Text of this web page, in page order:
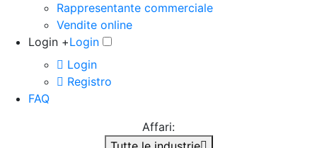
Rappresentante commerciale
Vendite online
Login +Login
Login
Registro
FAQ
Affari: